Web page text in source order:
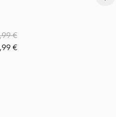
€
€